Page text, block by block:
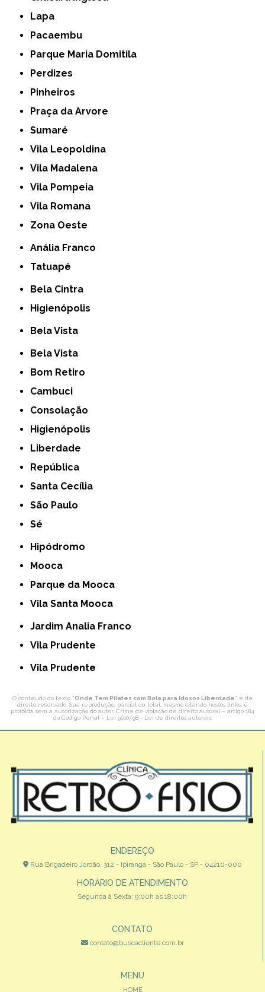
Lapa
Pacaembu
Parque Maria Domitila
Perdizes
Pinheiros
Praça da Arvore
Sumaré
Vila Leopoldina
Vila Madalena
Vila Pompeia
Vila Romana
Zona Oeste
Anália Franco
Tatuapé
Bela Cintra
Higienópolis
Bela Vista
Bela Vista
Bom Retiro
Cambuci
Consolação
Higienópolis
Liberdade
República
Santa Cecília
São Paulo
Sé
Hipódromo
Mooca
Parque da Mooca
Vila Santa Mooca
Jardim Analia Franco
Vila Prudente
Vila Prudente
O conteúdo do texto "Onde Tem Pilates com Bola para Idosos Liberdade" é de
direito reservado. Sua reprodução, parcial ou total, mesmo citando nossos links, é
proibida sem a autorização do autor. Crime de violação de direito autoral – artigo 184
do Código Penal – Lei 9610/98 - Lei de direitos autorais.
ENDEREÇO
Rua Brigadeiro Jordão, 312 - Ipiranga - São Paulo - SP - 04210-000
HORÁRIO DE ATENDIMENTO
Segunda à Sexta: 9:00h às 18:00h
CONTATO
contato@buscacliente.com.br
MENU
HOME